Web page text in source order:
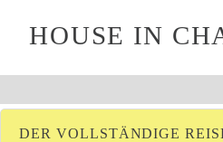
HOUSE IN
DER VOLLSTÄNDIGE